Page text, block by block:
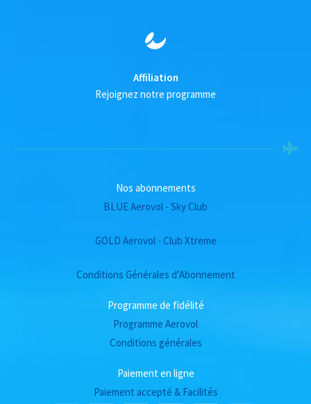
Affiliation
Rejoignez notre programme
Nos abonnements
BLUE Aerovol - Sky Club
GOLD Aerovol - Club Xtreme
Conditions Générales d’Abonnement
Programme de fidélité
Programme Aerovol
Conditions générales
Paiement en ligne
Paiement accepté & Facilités